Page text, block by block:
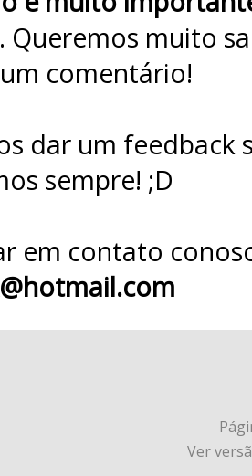
Queremos muito
comentário!
dar um
sempre! ;D
em contato
Ver